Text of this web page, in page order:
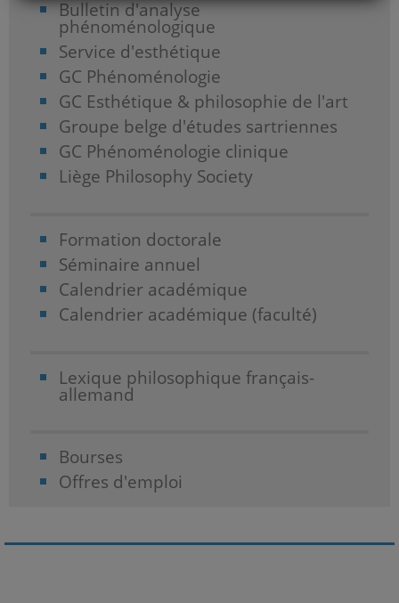
Bulletin d'analyse
phénoménologique
Service d'esthétique
GC Phénoménologie
GC Esthétique & philosophie de l'art
Groupe belge d'études sartriennes
GC Phénoménologie clinique
Liège Philosophy Society
Formation doctorale
Séminaire annuel
Calendrier académique
Calendrier académique (faculté)
Lexique philosophique français-
allemand
Bourses
Offres d'emploi